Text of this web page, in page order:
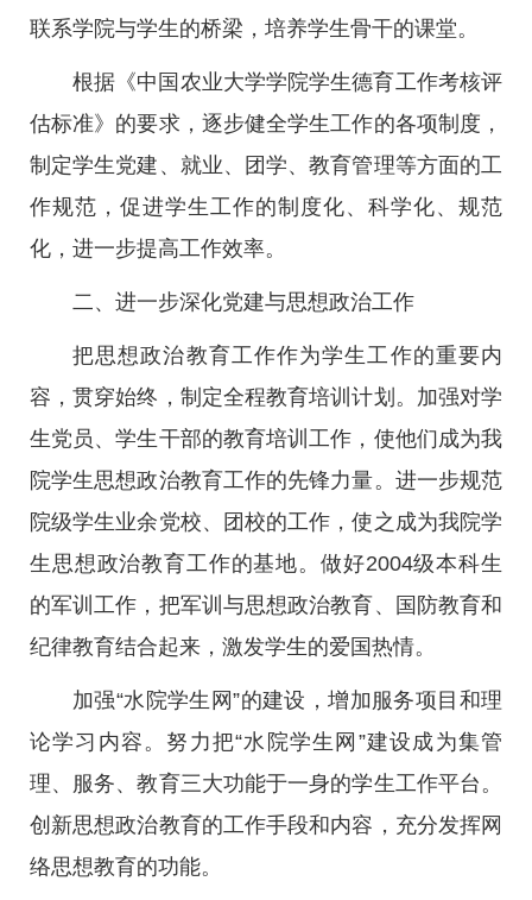
联系学院与学生的桥梁，培养学生骨干的课堂。
根据《中国农业大学学院学生德育工作考核评
估标准》的要求，逐步健全学生工作的各项制度，
制定学生党建、就业、团学、教育管理等方面的工
作规范，促进学生工作的制度化、科学化、规范
化，进一步提高工作效率。
二、进一步深化党建与思想政治工作
把思想政治教育工作作为学生工作的重要内
容，贯穿始终，制定全程教育培训计划。加强对学
生党员、学生干部的教育培训工作，使他们成为我
院学生思想政治教育工作的先锋力量。进一步规范
院级学生业余党校、团校的工作，使之成为我院学
生思想政治教育工作的基地。做好2004级本科生
的军训工作，把军训与思想政治教育、国防教育和
纪律教育结合起来，激发学生的爱国热情。
加强“水院学生网”的建设，增加服务项目和理
论学习内容。努力把“水院学生网”建设成为集管
理、服务、教育三大功能于一身的学生工作平台。
创新思想政治教育的工作手段和内容，充分发挥网
络思想教育的功能。